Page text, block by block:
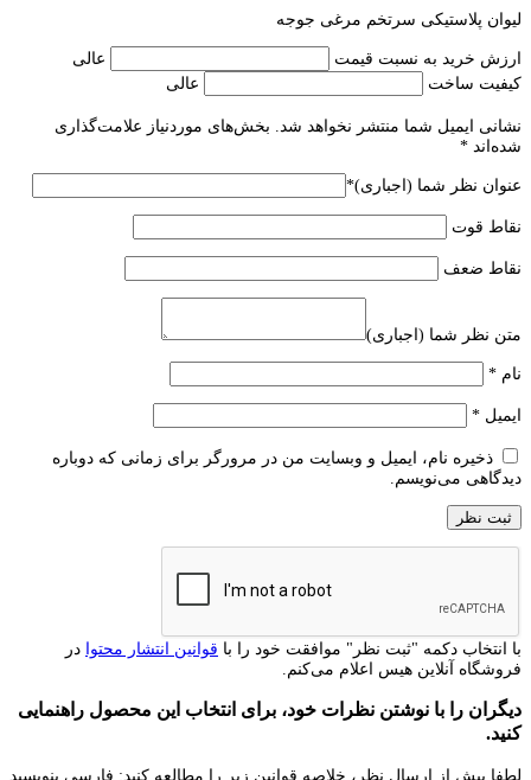
ليوان پلاستيكی سرتخم مرغی جوجه
ارزش خرید به نسبت قیمت
عالی
کیفیت ساخت
عالی
نشانی ایمیل شما منتشر نخواهد شد.
بخش‌های موردنیاز علامت‌گذاری
شده‌اند *
عنوان نظر شما (اجباری)*
نقاط قوت
نقاط ضعف
متن نظر شما (اجباری)
نام *
ایمیل *
ذخیره نام، ایمیل و وبسایت من در مرورگر برای زمانی که دوباره
دیدگاهی می‌نویسم.
با انتخاب دکمه "ثبت نظر" موافقت خود را با قوانین انتشار محتوا در
فروشگاه آنلاین هیس اعلام می‌کنم.
دیگران را با نوشتن نظرات خود، برای انتخاب این محصول راهنمایی
کنید.
لطفا پیش از ارسال نظر، خلاصه قوانین زیر را مطالعه کنید: فارسی بنویسید